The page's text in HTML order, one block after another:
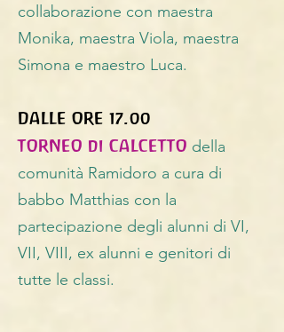
collaborazione con maestra
Monika, maestra Viola, maestra
Simona e maestro Luca.
DALLE ORE 17.00
TORNEO di CALCETTO della
comunità Ramidoro a cura di
babbo Matthias con la
partecipazione degli alunni di VI,
VII, VIII, ex alunni e genitori di
tutte le classi.